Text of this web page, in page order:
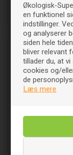
Økologisk-
en funktionel
indstillinger.
og analyserer
siden hele
bliver relevant
tillader du, at
cookies og/
de
Læs mere
Ketchup og